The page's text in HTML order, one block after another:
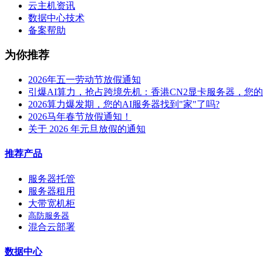
云主机资讯
数据中心技术
备案帮助
为你推荐
2026年五一劳动节放假通知
引爆AI算力，抢占跨境先机：香港CN2显卡服务器，您
2026算力爆发期，您的AI服务器找到"家"了吗?
2026马年春节放假通知！
关于 2026 年元旦放假的通知
推荐产品
服务器托管
服务器租用
大带宽机柜
高防服务器
混合云部署
数据中心